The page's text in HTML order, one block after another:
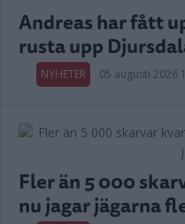
Andreas har fått
rusta upp
NYHETER 05 augusti 2026
Fler än 5 000
nu jagar jägarna